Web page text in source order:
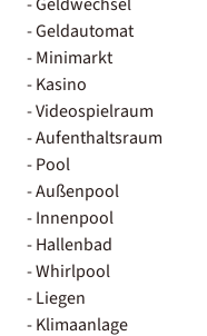
- Geldautomat
- Minimarkt
- Kasino
- Videospielraum
- Aufenthaltsraum
- Pool
- Außenpool
- Innenpool
- Hallenbad
- Whirlpool
- Liegen
- Klimaanlage